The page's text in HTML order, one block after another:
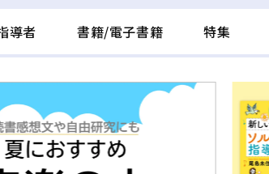
導者 書籍/電子書籍 特集